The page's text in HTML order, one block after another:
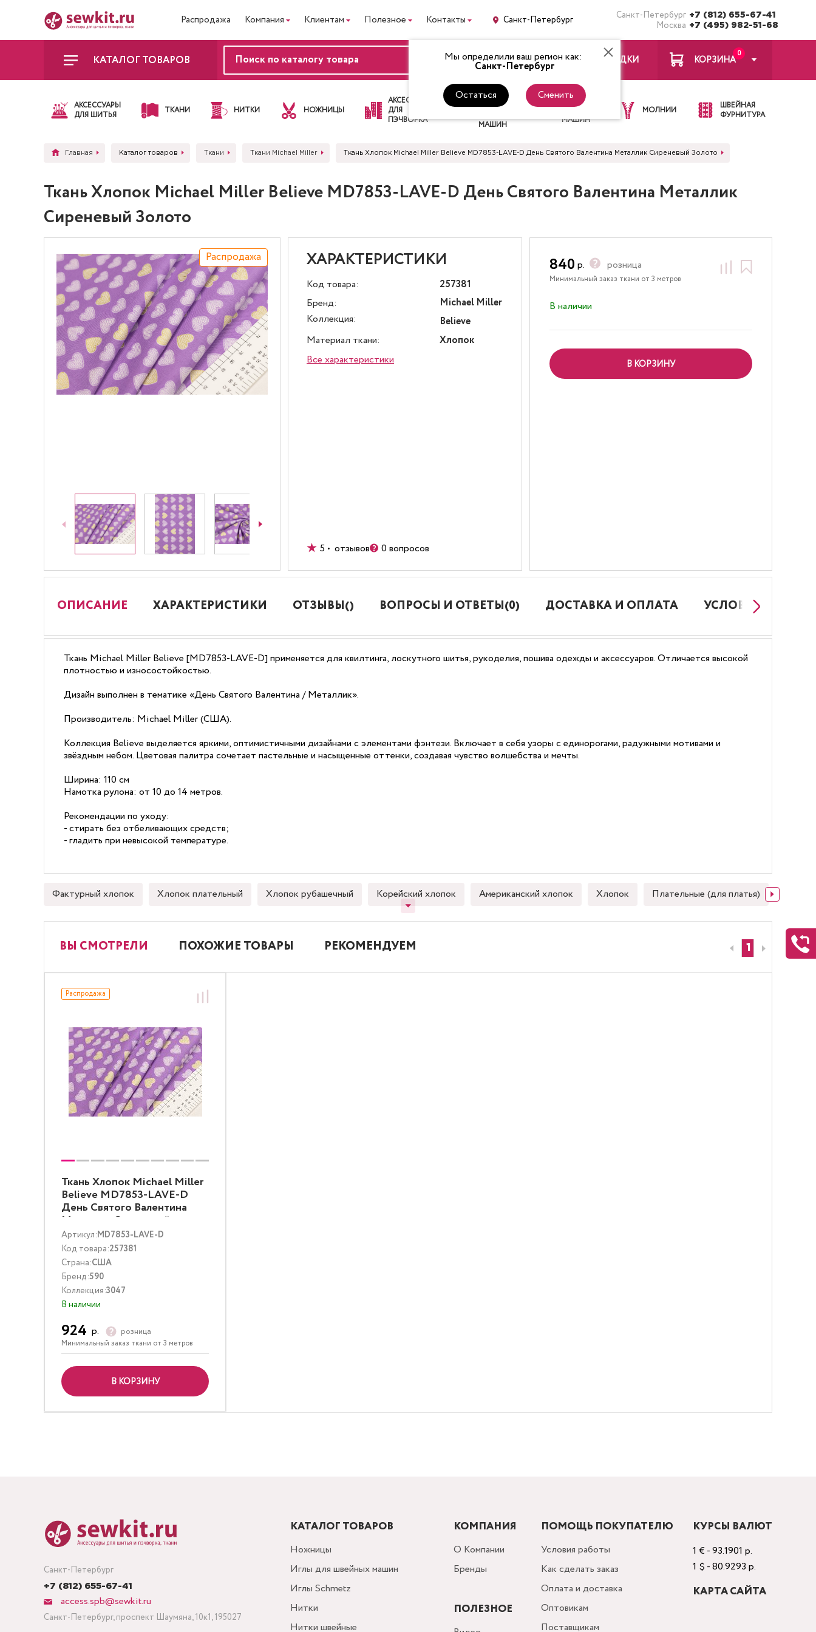
Распродажа Компания Клиентам Полезное Контакты Санкт-Петербург Санкт-Петербург +7 (812) 655-67-41
Москва +7 (495) 982-51-68
Мы определили ваш регион как:
Санкт-Петербург
Остаться Сменить
КАТАЛОГ ТОВАРОВ ВХОД ЗАКЛАДКИ
0
КОРЗИНА
АКСЕССУАРЫ
ДЛЯ ШИТЬЯ
ТКАНИ НИТКИ НОЖНИЦЫ
АКСЕССУАРЫ
ДЛЯ
ПЭЧВОРКА
ЛАПКИ
ДЛЯ
МАШИН
ИГЛЫ ДЛЯ
ШВЕЙНЫХ
МАШИН
МОЛНИИ
ШВЕЙНАЯ
ФУРНИТУРА
Главная Каталог товаров Ткани Ткани Michael Miller Ткань Хлопок Michael Miller Believe MD7853-LAVE-D День Святого Валентина Металлик Сиреневый Золото
Ткань Хлопок Michael Miller Believe MD7853-LAVE-D День Святого Валентина Металлик
Сиреневый Золото
Распродажа ХАРАКТЕРИСТИКИ
Код товара:
257381
Бренд:
Michael Miller
Коллекция:
Believe
Материал ткани:
Хлопок
Все характеристики
5 • отзывов 0 вопросов
840 р. розница
Минимальный заказ ткани от 3 метров
В наличии
В КОРЗИНУ
ОПИСАНИЕ ХАРАКТЕРИСТИКИ ОТЗЫВЫ() ВОПРОСЫ И ОТВЕТЫ(0) ДОСТАВКА И ОПЛАТА УСЛОВИЯ РАБОТЫ
Ткань Michael Miller Believe [MD7853-LAVE-D] применяется для квилтинга, лоскутного шитья, рукоделия, пошива одежды и аксессуаров. Отличается высокой
плотностью и износостойкостью.
Дизайн выполнен в тематике «День Святого Валентина / Металлик».
Производитель: Michael Miller (США).
Коллекция Believe выделяется яркими, оптимистичными дизайнами с элементами фэнтези. Включает в себя узоры с единорогами, радужными мотивами и
звёздным небом. Цветовая палитра сочетает пастельные и насыщенные оттенки, создавая чувство волшебства и мечты.
Ширина: 110 см
Намотка рулона: от 10 до 14 метров.
Рекомендации по уходу:
- стирать без отбеливающих средств;
- гладить при невысокой температуре.
Фактурный хлопок Хлопок плательный Хлопок рубашечный Корейский хлопок Американский хлопок Хлопок Плательные (для платья)
ВЫ СМОТРЕЛИ ПОХОЖИЕ ТОВАРЫ РЕКОМЕНДУЕМ
Распродажа
Ткань Хлопок Michael Miller
Believe MD7853-LAVE-D
День Святого Валентина
Металлик Сиреневый
Золото
Артикул:MD7853-LAVE-D
Код товара:257381
Страна:США
Бренд:590
Коллекция:3047
В наличии
924 р. розница
Минимальный заказ ткани от 3 метров
В КОРЗИНУ
1
Санкт-Петербург
+7 (812) 655-67-41
access.spb@sewkit.ru
Санкт-Петербург, проспект Шаумяна, 10к1, 195027
КАТАЛОГ ТОВАРОВ
Ножницы
Иглы для швейных машин
Иглы Schmetz
Нитки
Нитки швейные
КОМПАНИЯ
О Компании
Бренды
ПОЛЕЗНОЕ
ПОМОЩЬ ПОКУПАТЕЛЮ
Условия работы
Как сделать заказ
Оплата и доставка
Оптовикам
Поставщикам
КУРСЫ ВАЛЮТ
1 € - 93.1901 р.
1 $ - 80.9293 р.
КАРТА САЙТА